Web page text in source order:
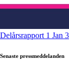
Delårsrapport 1 Jan
Senaste pressmeddelanden